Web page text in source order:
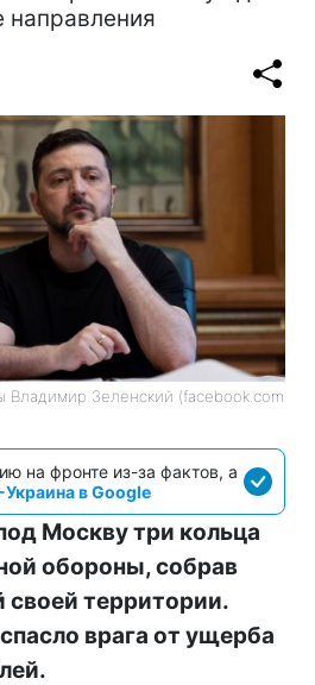
направления
Владимир Зеленский (facebook.com
на фронте из-за фактов, а
в Google
Москву три кольца
обороны, собрав
своей территории.
врага от ущерба